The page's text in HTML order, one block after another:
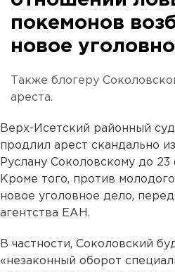
покемонов
новое
Также блогеру
ареста.
Верх-Исетский районный
продлил арест скандально
Руслану Соколовскому до 23
Кроме того, против
новое уголовное дело,
агентства ЕАН.
В частности, Соколовский
«незаконный оборот